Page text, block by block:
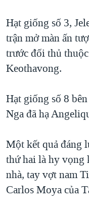
Hạt giống số 3,
trận mở màn ấn
trước đối thủ
Keothavong.
Hạt giống số 8
Nga đã hạ
Một kết quả đáng
thứ hai là hy vọng
nhà, tay vợt nam
Carlos Moya của